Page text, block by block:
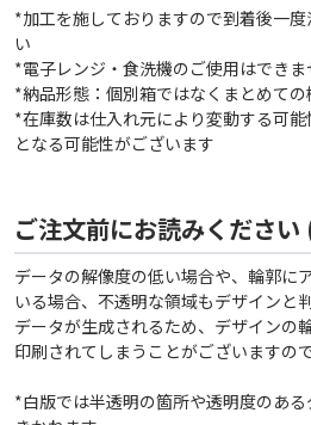
*加工を施しておりますので到着後一
い
*電子レンジ・食洗機のご使用はできま
*納品形態：個別箱ではなくまとめての
*在庫数は仕入れ元により変動する可
となる可能性がございます
ご注文前にお読みください
データの解像度の低い場合や、輪郭に
いる場合、不透明な領域もデザインと
データが生成されるため、デザインの
印刷されてしまうことがございますの
*白版では半透明の箇所や透明度のあ